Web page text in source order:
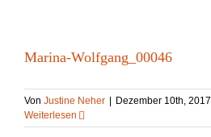
Marina-Wolfgang_00046
Von Justine Neher Dezember 10th, 2017
Weiterlesen